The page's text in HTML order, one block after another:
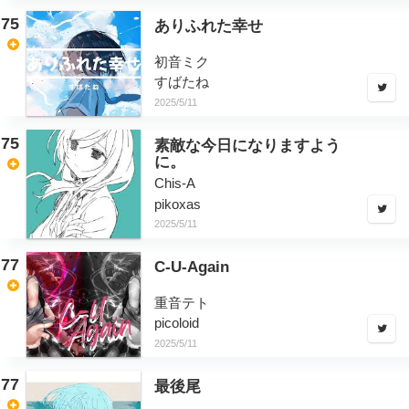
75 ありふれた幸せ
初音ミク
すばたね
2025/5/11
75
素敵な今日になりますよう
に。
Chis-A
pikoxas
2025/5/11
77 C-U-Again
重音テト
picoloid
2025/5/11
77 最後尾